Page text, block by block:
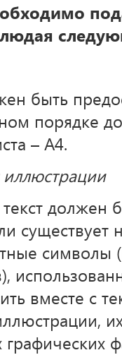
быть
порядке
– А4.
должен
существует
символы
вместе с
графических